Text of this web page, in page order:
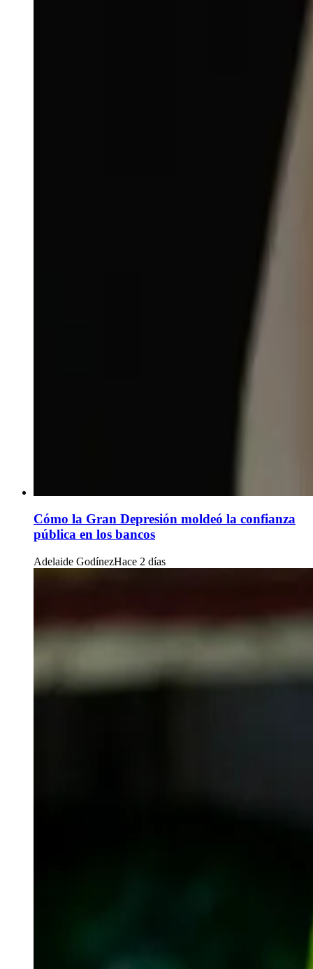
Cómo la Gran Depresión moldeó la confianza
pública en los bancos
Adelaide GodínezHace 2 días